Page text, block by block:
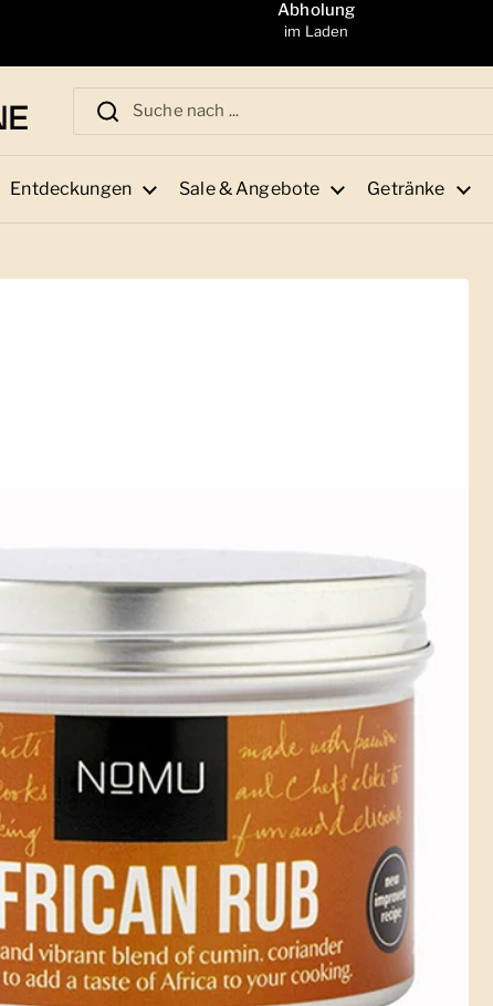
Abholung
im Laden
Entdeckungen Sale & Angebote Getränke